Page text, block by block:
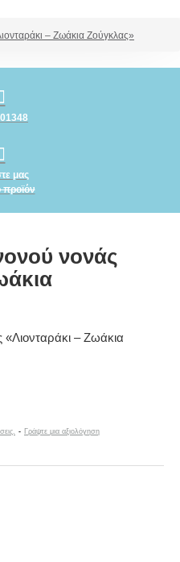
– Ζωάκια Ζούγκλας»
μας
νονάς
- Γράψτε μια αξιολόγηση